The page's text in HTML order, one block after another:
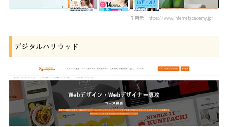
引用元：https://www.internetacademy.jp/
デジタルハリウッド